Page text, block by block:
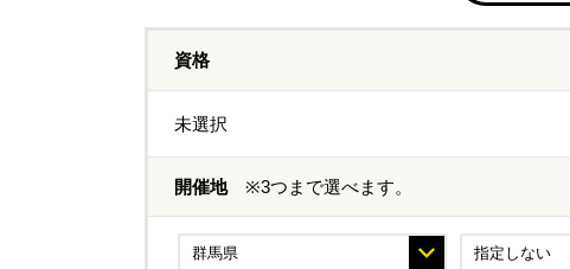
資格
未選択
開催地 ※3つまで選べます。